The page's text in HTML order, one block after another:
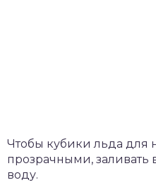
Чтобы кубики льда для
прозрачными, заливать
воду.